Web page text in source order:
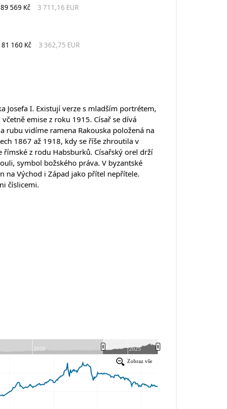
89 569 Kč 3 711,16 EUR
81 160 Kč 3 362,75 EUR
Josefa I. Existují verze s mladším portrétem,
emise z roku 1915. Císař se dívá
rubu vidíme ramena Rakouska položená na
1867 až 1918, kdy se říše zhroutila v
z rodu Habsburků. Císařský orel drží
symbol božského práva. V byzantské
na Východ i Západ jako přítel nepřítele.
číslicemi.